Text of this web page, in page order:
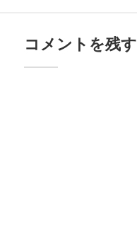
コメントを残す